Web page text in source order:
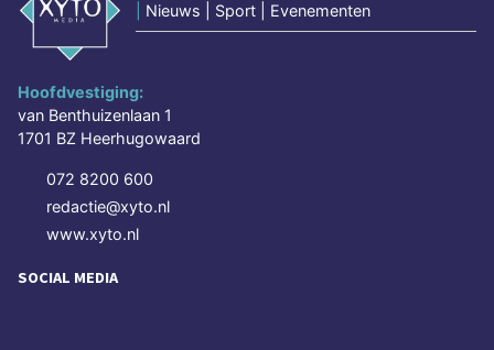
Nieuws | Sport | Evenementen
Hoofdvestiging:
van Benthuizenlaan 1
1701 BZ Heerhugowaard
072 8200 600
redactie@xyto.nl
www.xyto.nl
SOCIAL MEDIA